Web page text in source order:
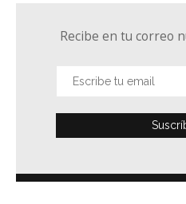
Recibe en tu correo